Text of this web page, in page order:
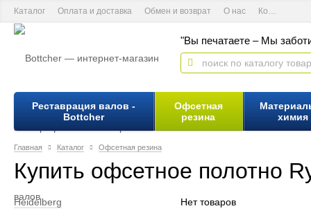
Каталог Оплата и доставка Обмен и возврат О нас Контактная информация
"Вы печатаете – Мы
Реставрация валов -
Bottcher
Офсетная
резина
химия
Главная Каталог Офсетная резина
Купить офсетное полотно
Нет товаров
Heidelberg